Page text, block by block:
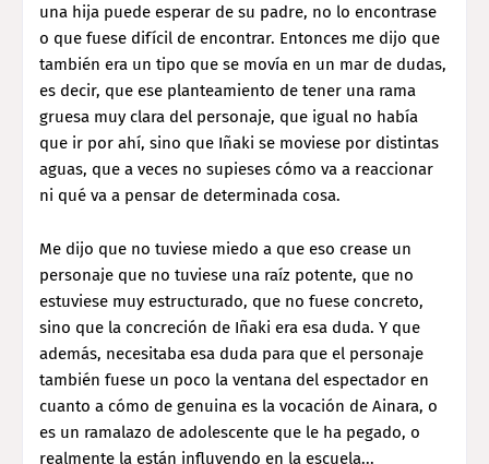
una hija puede esperar de su padre, no lo encontrase
o que fuese difícil de encontrar. Entonces me dijo que
también era un tipo que se movía en un mar de dudas,
es decir, que ese planteamiento de tener una rama
gruesa muy clara del personaje, que igual no había
que ir por ahí, sino que Iñaki se moviese por distintas
aguas, que a veces no supieses cómo va a reaccionar
ni qué va a pensar de determinada cosa.
Me dijo que no tuviese miedo a que eso crease un
personaje que no tuviese una raíz potente, que no
estuviese muy estructurado, que no fuese concreto,
sino que la concreción de Iñaki era esa duda. Y que
además, necesitaba esa duda para que el personaje
también fuese un poco la ventana del espectador en
cuanto a cómo de genuina es la vocación de Ainara, o
es un ramalazo de adolescente que le ha pegado, o
realmente la están influyendo en la escuela...